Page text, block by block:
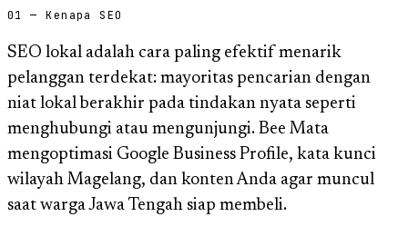
01 — Kenapa SEO
SEO lokal adalah cara paling efektif menarik
pelanggan terdekat: mayoritas pencarian dengan
niat lokal berakhir pada tindakan nyata seperti
menghubungi atau mengunjungi. Bee Mata
mengoptimasi Google Business Profile, kata kunci
wilayah Magelang, dan konten Anda agar muncul
saat warga Jawa Tengah siap membeli.